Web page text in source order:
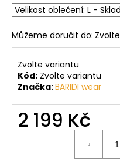
Můžeme doručit do:
Zvolte variantu
Kód: Zvolte variantu
Značka:BARIDI wear
2 199 Kč